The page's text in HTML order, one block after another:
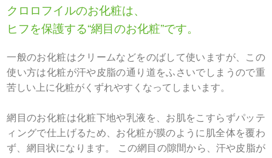
クロロフイルのお化粧は、
ヒフを保護する“網目のお化粧”です。
一般のお化粧はクリームなどをのばして使いますが、この
使い方は化粧が汗や皮脂の通り道をふさいでしまうので重
苦しい上に化粧がくずれやすくなってしまいます。
網目のお化粧は化粧下地や乳液を、お肌をこすらずパッテ
ィングで仕上げるため、お化粧が膜のように肌全体を覆わ
ず、網目状になります。 この網目の隙間から、汗や皮脂が